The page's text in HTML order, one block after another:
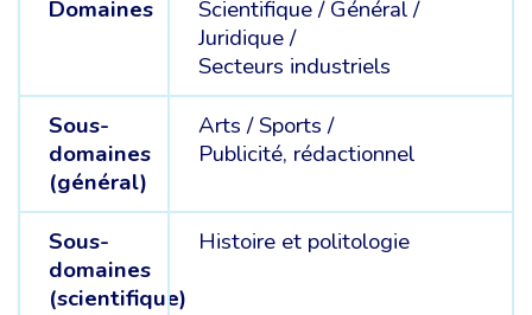
Domaines Scientifique /Général /
Juridique /
Secteurs industriels
Sous-
domaines
(général)
Arts /Sports /
Publicité, rédactionnel
Sous-
domaines
(scientifique)
Histoire et politologie